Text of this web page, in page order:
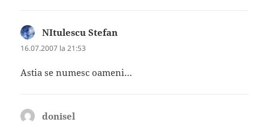
NItulescu Stefan
16.07.2007 la 21:53
Astia se numesc oameni…
donisel